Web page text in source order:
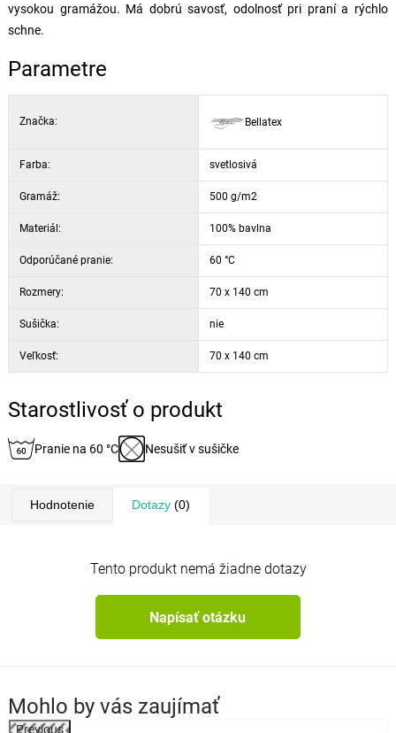
vysokou gramážou. Má dobrú savosť, odolnosť pri praní a rýchlo
schne.
Parametre
Značka: Bellatex
Farba: svetlosivá
Gramáž: 500 g/m2
Materiál: 100% bavlna
Odporúčané pranie: 60 °C
Rozmery: 70 x 140 cm
Sušička: nie
Veľkosť: 70 x 140 cm
Starostlivosť o produkt
Pranie na 60 °C Nesušiť v sušičke
Hodnotenie Dotazy(0)
Tento produkt nemá žiadne dotazy
Napísať otázku
Mohlo by vás zaujímať
Previous